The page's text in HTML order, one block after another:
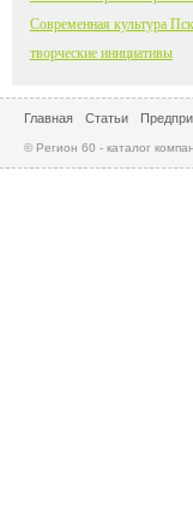
Современная культура
творческие инициативы
Главная Статьи
© Регион 60 - каталог